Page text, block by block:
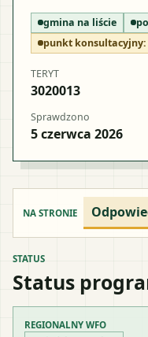
gmina na liście
punkt konsultacyjny:
TERYT
3020013
Sprawdzono
5 czerwca 2026
NA STRONIE
STATUS
Status
REGIONALNY WFO